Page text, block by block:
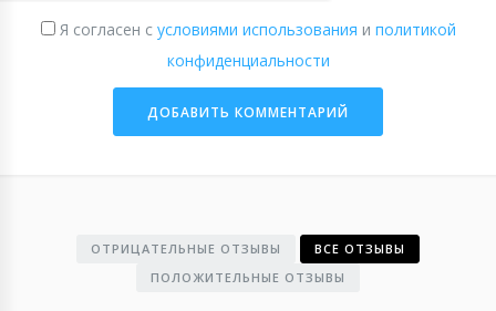
Я согласен с условиями использования и политикой
конфиденциальности
ОТРИЦАТЕЛЬНЫЕ ОТЗЫВЫ
ВСЕ ОТЗЫВЫ
ПОЛОЖИТЕЛЬНЫЕ ОТЗЫВЫ